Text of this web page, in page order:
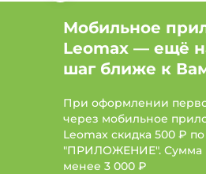
Мобильное
Leomax — ещё
шаг ближе к
При оформлении
через мобильное
Leomax скидка 500 ₽
"ПРИЛОЖЕНИЕ". Сумма
менее 3 000 ₽